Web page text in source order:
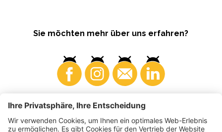
Sie möchten mehr über uns erfahren?
Konsumenten Produzenten